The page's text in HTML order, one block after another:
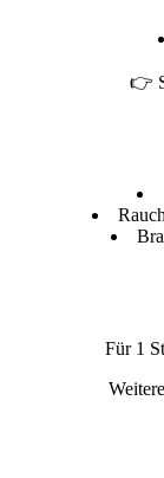
👉
Für 1